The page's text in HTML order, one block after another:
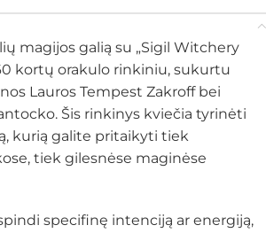
magijos galią su „Sigil Witchery
kortų orakulo rinkiniu, sukurtu
Lauros Tempest Zakroff bei
Šis rinkinys kviečia tyrinėti
kurią galite pritaikyti tiek
tiek gilesnėse maginėse
specifinę intenciją ar energiją,